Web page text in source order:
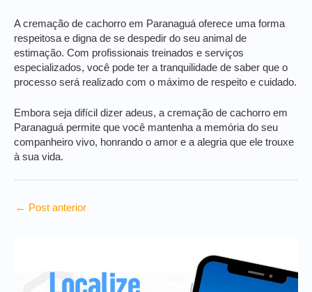
A cremação de cachorro em Paranaguá oferece uma forma
respeitosa e digna de se despedir do seu animal de
estimação. Com profissionais treinados e serviços
especializados, você pode ter a tranquilidade de saber que o
processo será realizado com o máximo de respeito e cuidado.
Embora seja difícil dizer adeus, a cremação de cachorro em
Paranaguá permite que você mantenha a memória do seu
companheiro vivo, honrando o amor e a alegria que ele trouxe
à sua vida.
← Post anterior